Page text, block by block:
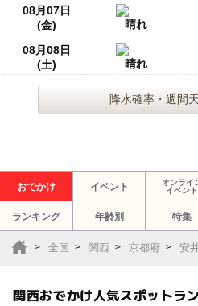
08月07日
(金)
晴れ
08月08日
(土)
晴れ
降水確率・週間
おでかけ イベント
オンライ
イベント
ランキング 年齢別 特集
全国 関西 京都府 安
関西おでかけ人気スポットラ